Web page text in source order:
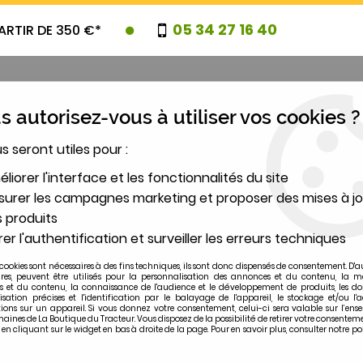
DE 350 €* 05 34 27 16 40
PROMOTIONS
2 MODÈLE
> Rotule de direction avant à tige MASSEY FERGUSON
MASSEY-FERGUSON
autorisez-vous à utiliser vos cookies ?
seront utiles pour :
l'interface et les fonctionnalités du site
les campagnes marketing et proposer des mises à
produits
l'authentification et surveiller les erreurs techniques
sont nécessaires à des fins techniques, ils sont donc dispensés de consentement.
peuvent être utilisés pour la personnalisation des annonces et du contenu, la
et du contenu, la connaissance de l'audience et le développement de produits, les
précises et l'identification par le balayage de l'appareil, le stockage et/ou
sur un appareil. Si vous donnez votre consentement, celui-ci sera valable sur
de La Boutique du Tracteur. Vous disposez de la possibilité de retirer votre
cliquant sur le widget en bas à droite de la page. Pour en savoir plus, consulter notre